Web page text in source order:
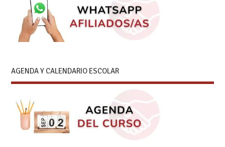
AGENDA Y CALENDARIO ESCOLAR